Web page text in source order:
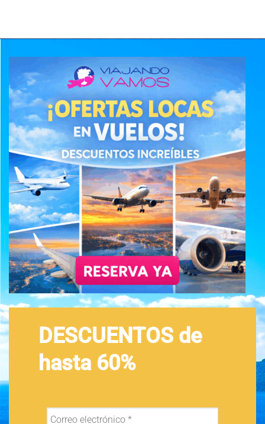
DESCUENTOS de
hasta 60%